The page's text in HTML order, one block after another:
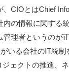
CIOとはChief
内の情報に関する
管理者というのが
いる会社のIT統制
ェクトの推進、